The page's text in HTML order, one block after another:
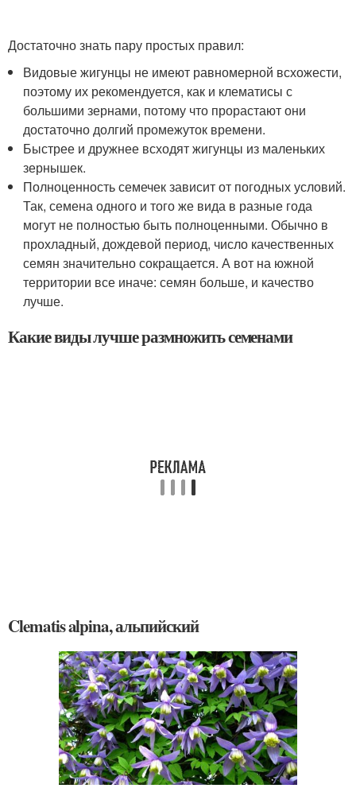
Достаточно знать пару простых правил:
Видовые жигунцы не имеют равномерной всхожести,
поэтому их рекомендуется, как и клематисы с
большими зернами, потому что прорастают они
достаточно долгий промежуток времени.
Быстрее и дружнее всходят жигунцы из маленьких
зернышек.
Полноценность семечек зависит от погодных условий.
Так, семена одного и того же вида в разные года
могут не полностью быть полноценными. Обычно в
прохладный, дождевой период, число качественных
семян значительно сокращается. А вот на южной
территории все иначе: семян больше, и качество
лучше.
Какие виды лучше размножить семенами
Clematis alpina, альпийский